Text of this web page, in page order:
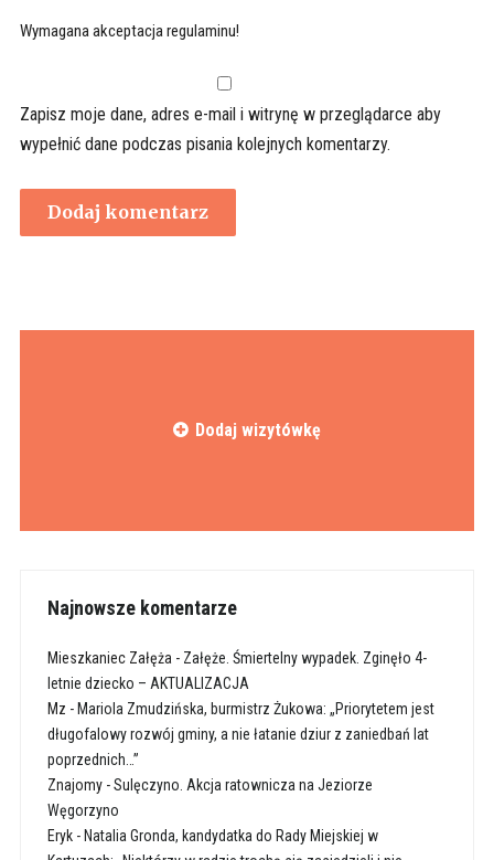
Wymagana akceptacja regulaminu!
Zapisz moje dane, adres e-mail i witrynę w przeglądarce aby
wypełnić dane podczas pisania kolejnych komentarzy.
Dodaj wizytówkę
Najnowsze komentarze
Mieszkaniec Załęża - Załęże. Śmiertelny wypadek. Zginęło 4-
letnie dziecko – AKTUALIZACJA
Mz - Mariola Zmudzińska, burmistrz Żukowa: „Priorytetem jest
długofalowy rozwój gminy, a nie łatanie dziur z zaniedbań lat
poprzednich…”
Znajomy-Sulęczyno. Akcja ratownicza na Jeziorze
Węgorzyno
Eryk- Natalia Gronda, kandydatka do Rady Miejskiej w